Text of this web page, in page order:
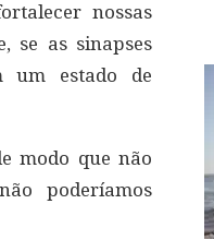
nossas
se as sinapses
um estado de
modo que não
poderíamos